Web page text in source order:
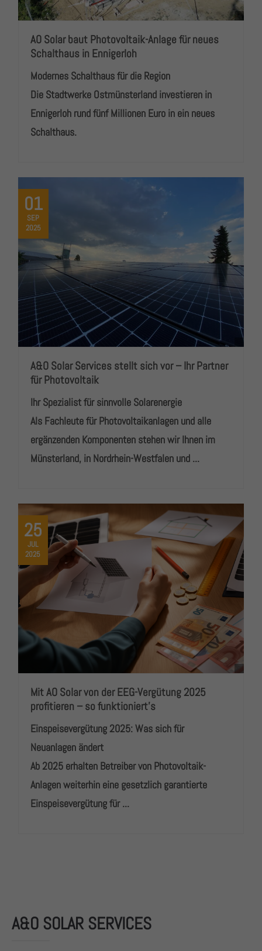
AO Solar baut Photovoltaik-Anlage für neues
Schalthaus in Ennigerloh
Modernes Schalthaus für die Region
Die Stadtwerke Ostmünsterland investieren in
Ennigerloh rund fünf Millionen Euro in ein neues
Schalthaus.
01
SEP
2025
A&O Solar Services stellt sich vor – Ihr Partner
für Photovoltaik
Ihr Spezialist für sinnvolle Solarenergie
Als Fachleute für Photovoltaikanlagen und alle
ergänzenden Komponenten stehen wir Ihnen im
Münsterland, in Nordrhein-Westfalen und ...
25
JUL
2025
Mit AO Solar von der EEG-Vergütung 2025
profitieren – so funktioniert’s
Einspeisevergütung 2025: Was sich für
Neuanlagen ändert
Ab 2025 erhalten Betreiber von Photovoltaik-
Anlagen weiterhin eine gesetzlich garantierte
Einspeisevergütung für ...
A&O SOLAR SERVICES